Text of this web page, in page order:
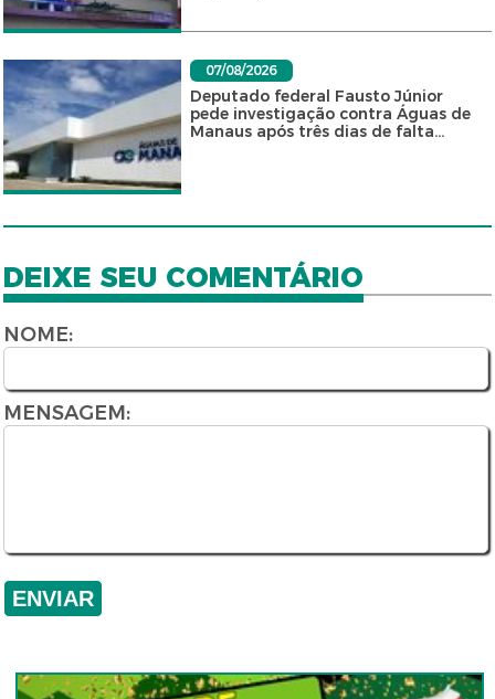
07/08/2026
Deputado federal Fausto Júnior
pede investigação contra Águas de
Manaus após três dias de falta...
DEIXE SEU COMENTÁRIO
NOME:
MENSAGEM: